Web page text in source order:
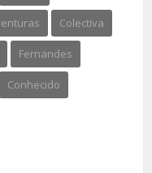
Colectiva
Fernandes
Conhecido